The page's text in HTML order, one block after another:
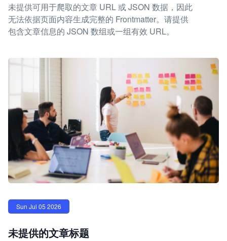
未提供可用于爬取的文章 URL 或 JSON 数据，因此
无法依据页面内容生成完整的 Frontmatter。请提供
包含文章信息的 JSON 数组或一组有效 URL。
Sun Jul 05 2026
未提供的文章标题